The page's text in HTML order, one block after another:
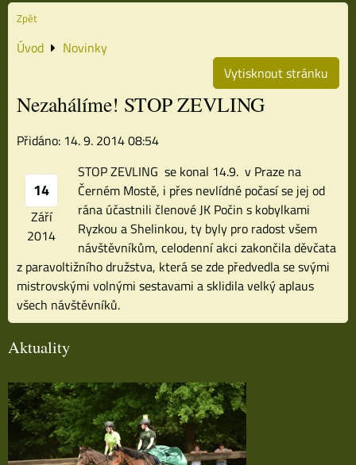
Zpět
Úvod
Novinky
Vytisknout stránku
Nezahálíme! STOP ZEVLING
Přidáno: 14. 9. 2014 08:54
14
Září
2014
STOP ZEVLING se konal 14.9. v Praze na
Černém Mostě, i přes nevlídné počasí se jej od
rána účastnili členové JK Počin s kobylkami
Ryzkou a Shelinkou, ty byly pro radost všem
návštěvníkům, celodenní akci zakončila děvčata
z paravoltižního družstva, která se zde předvedla se svými
mistrovskými volnými sestavami a sklidila velký aplaus
všech návštěvníků.
Aktuality